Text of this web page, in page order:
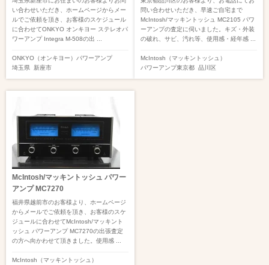
い合わせいただき、ホームページからメー
ルでご依頼を頂き、お客様のスケジュール
に合わせてONKYO オンキヨー ステレオパ
ワーアンプ Integra M-508の出 ...
ONKYO（オンキヨー） パワーアンプ
埼玉県 新座市
問い合わせいただき、早速ご自宅まで
McIntosh/マッキントッシュ MC2105 パワ
ーアンプの査定に伺いました。キズ・外装
の破れ、サビ、汚れ等、使用感・経年感 ...
McIntosh（マッキントッシュ）
パワーアンプ東京都 品川区
McIntosh/マッキントッシュ パワー
アンプ MC7270
福井県越前市のお客様より、ホームページ
からメールでご依頼を頂き、お客様のスケ
ジュールに合わせてMcIntosh/マッキント
ッシュ パワーアンプ MC7270の出張査定
の方へ向かわせて頂きました。使用感 ...
McIntosh（マッキントッシュ）